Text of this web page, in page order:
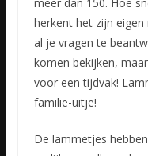
meer dan 150. Hoe
herkent het zijn eigen
al je vragen te
komen bekijken,
voor een tijdvak!
familie-uitje!
De lammetjes